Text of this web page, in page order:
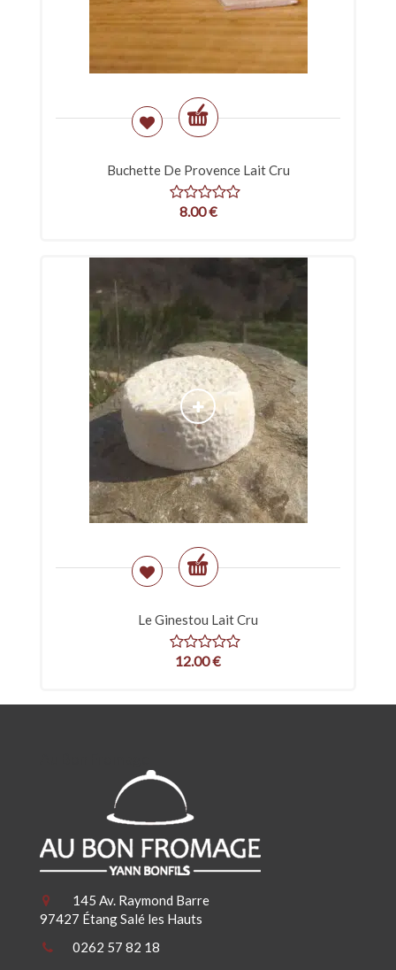
Buchette De Provence Lait Cru
8.00€
Le Ginestou Lait Cru
12.00€
145 Av. Raymond Barre
97427 Étang Salé les Hauts
0262 57 82 18